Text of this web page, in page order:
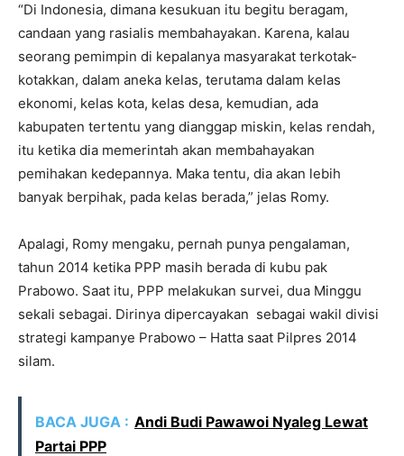
“Di Indonesia, dimana kesukuan itu begitu beragam,
candaan yang rasialis membahayakan. Karena, kalau
seorang pemimpin di kepalanya masyarakat terkotak-
kotakkan, dalam aneka kelas, terutama dalam kelas
ekonomi, kelas kota, kelas desa, kemudian, ada
kabupaten tertentu yang dianggap miskin, kelas rendah,
itu ketika dia memerintah akan membahayakan
pemihakan kedepannya. Maka tentu, dia akan lebih
banyak berpihak, pada kelas berada,” jelas Romy.
Apalagi, Romy mengaku, pernah punya pengalaman,
tahun 2014 ketika PPP masih berada di kubu pak
Prabowo. Saat itu, PPP melakukan survei, dua Minggu
sekali sebagai. Dirinya dipercayakan sebagai wakil divisi
strategi kampanye Prabowo – Hatta saat Pilpres 2014
silam.
BACA JUGA : Andi Budi Pawawoi Nyaleg Lewat
Partai PPP